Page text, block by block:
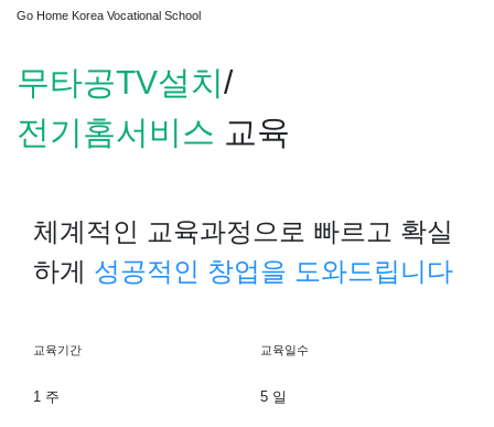
Go Home Korea Vocational School
무타공TV설치/
전기홈서비스 교육
체계적인 교육과정으로 빠르고 확실
하게 성공적인 창업을 도와드립니다
교육기간
1 주
교육일수
5 일